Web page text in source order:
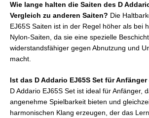
Wie lange halten die Saiten des D
Vergleich zu anderen Saiten? Die
EJ65S Saiten ist in der Regel höher als bei
Nylon-Saiten, da sie eine spezielle
widerstandsfähiger gegen Abnutzung und
macht.
Ist das D Addario EJ65S Set für
D Addario EJ65S Set ist ideal für Anfänger,
angenehme Spielbarkeit bieten und
harmonischen Klang erzeugen, der das